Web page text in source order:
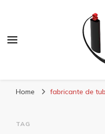
Home fabricante de
TAG